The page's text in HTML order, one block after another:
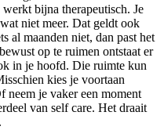
bijna therapeutisch. Je
niet meer. Dat geldt ook
al maanden niet, dan past het
op te ruimen ontstaat er
in je hoofd. Die ruimte kun
kies je voortaan
neem je vaker een moment
van self care. Het draait